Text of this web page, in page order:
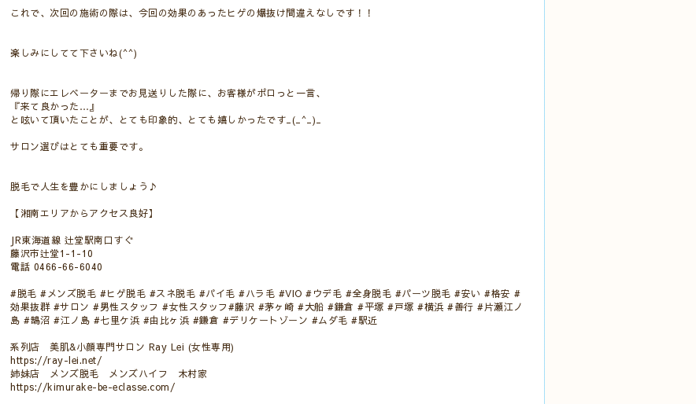
これで、次回の施術の際は、今回の効果のあったヒゲの爆抜け間違えなしです！！
楽しみにしてて下さいね(⁠^⁠^⁠)
帰り際にエレベーターまでお見送りした際に、お客様がポロっと一言、
『来て良かった…』
と呟いて頂いたことが、とても印象的、とても嬉しかったです_(_^_)_
サロン選びはとても重要です。
脱毛で人生を豊かにしましょう♪
【湘南エリアからアクセス良好】
JR東海道線 辻堂駅南口すぐ
藤沢市辻堂1-1-10
電話 0466-66-6040
#脱毛 #メンズ脱毛 #ヒゲ脱毛 #スネ脱毛 #パイ毛 #ハラ毛 #VIO #ウデ毛 #全身脱毛 #パーツ脱毛 #安い #格安 #
効果抜群 #サロン #男性スタッフ #女性スタッフ#藤沢 #茅ヶ崎 #大船 #鎌倉 #平塚 #戸塚 #横浜 #善行 #片瀬江ノ
島 #鵠沼 #江ノ島 #七里ケ浜 #由比ヶ浜 #鎌倉 #デリケートゾーン #ムダ毛 #駅近
系列店 美肌&小顔専門サロン Ray Lei (女性専用)
https://ray-lei.net/
姉妹店 メンズ脱毛 メンズハイフ 木村家
https://kimurake-be-eclasse.com/